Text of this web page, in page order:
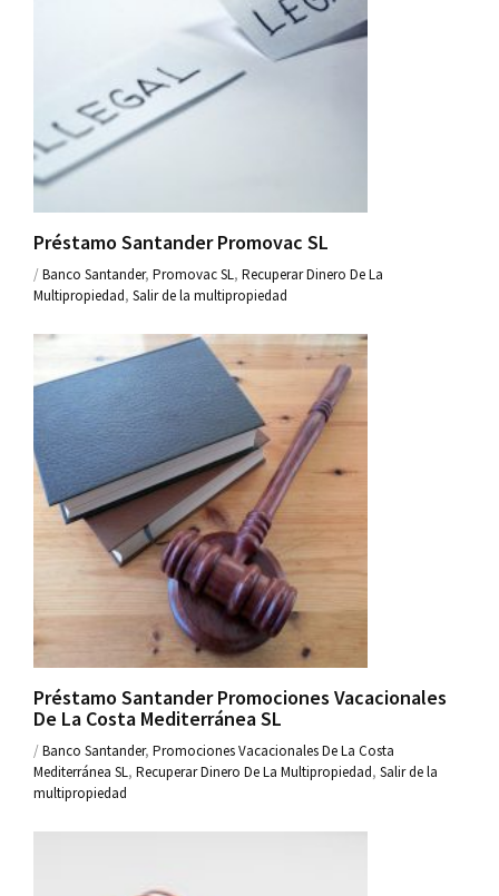
Préstamo Santander Promovac SL
/Banco Santander, Promovac SL, Recuperar Dinero De La
Multipropiedad, Salir de la multipropiedad
Préstamo Santander Promociones Vacacionales
De La Costa Mediterránea SL
/Banco Santander, Promociones Vacacionales De La Costa
Mediterránea SL, Recuperar Dinero De La Multipropiedad, Salir de la
multipropiedad